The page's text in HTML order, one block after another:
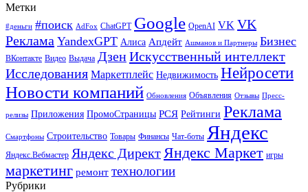
Метки
#деньги #поиск AdFox ChatGPT Google OpenAI VK VK
Реклама YandexGPT Алиса Апдейт Ашманов и Партнеры Бизнес
ВКонтакте Видео Выдача ДзенИскусственный интеллект
Исследования Маркетплейс Недвижимость Нейросети
Новости компаний Обновления Объявления Отзывы Пресс-
релизы Приложения ПромоСтраницы РСЯ Рейтинги Реклама
Смартфоны Строительство Товары Финансы Чат-боты Яндекс
Яндекс.Вебмастер Яндекс Директ Яндекс Маркет игры
маркетинг ремонт технологии
Рубрики